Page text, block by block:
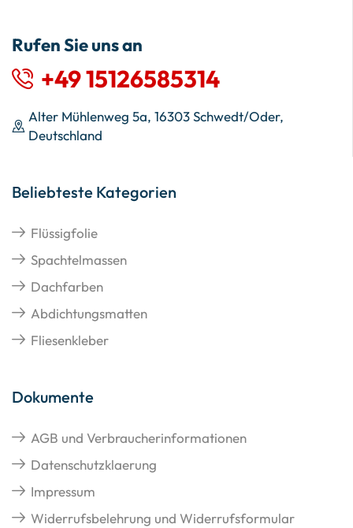
Rufen Sie uns an
+49 15126585314
Alter Mühlenweg 5a, 16303 Schwedt/Oder,
Deutschland
Beliebteste Kategorien
Flüssigfolie
Spachtelmassen
Dachfarben
Abdichtungsmatten
Fliesenkleber
Dokumente
AGB und Verbraucherinformationen
Datenschutzklaerung
Impressum
Widerrufsbelehrung und Widerrufsformular